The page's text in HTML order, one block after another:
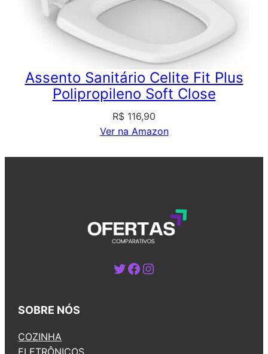
Assento Sanitário Celite Fit Plus
Polipropileno Soft Close
R$ 116,90
Ver na Amazon
Twitter Facebook Instagram
SOBRE NÓS
COZINHA
ELETRÔNICOS